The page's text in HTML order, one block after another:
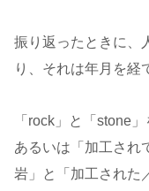
振り返ったときに、
り、それは年月を経
「rock」と「stone
あるいは「加工され
岩」と「加工された